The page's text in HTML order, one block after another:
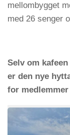
mellombygget
med 26 senger
Selv om
er den nye
for